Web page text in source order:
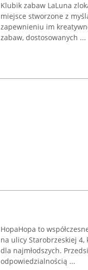
Klubik zabaw LaLuna
miejsce stworzone z
zapewnieniu im
zabaw, dostosowanych ...
HopaHopa to
na ulicy Starobrzeskiej
dla najmłodszych.
odpowiedzialnością ...